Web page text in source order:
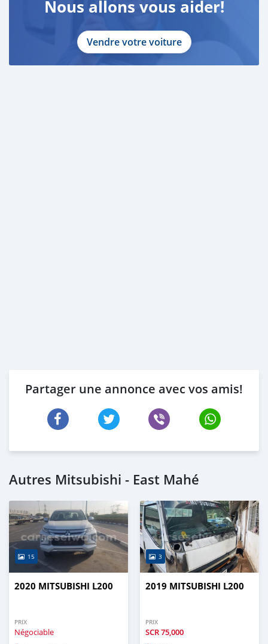
Nous allons vous aider!
Vendre votre voiture
Partager une annonce avec vos amis!
Autres Mitsubishi - East Mahé
15
2020 MITSUBISHI L200
PRIX
Négociable
3
2019 MITSUBISHI L200
PRIX
SCR75,000